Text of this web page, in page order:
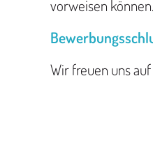
vorweisen können.
Wir freuen uns